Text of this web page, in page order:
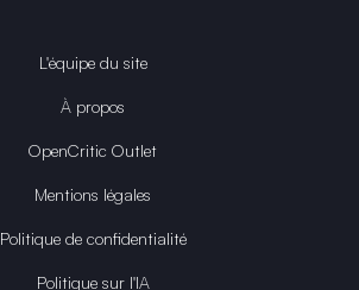
L'équipe du site
À propos
OpenCritic Outlet
Mentions légales
Politique de confidentialité
Politique sur l'IA